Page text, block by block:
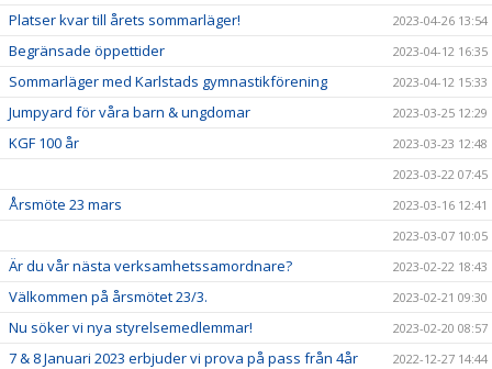
Platser kvar till årets sommarläger! 2023-04-26 13:54
Begränsade öppettider 2023-04-12 16:35
Sommarläger med Karlstads gymnastikförening 2023-04-12 15:33
Jumpyard för våra barn & ungdomar 2023-03-25 12:29
KGF 100 år
2023-03-23 12:48
2023-03-22 07:45
Årsmöte 23 mars
2023-03-16 12:41
2023-03-07 10:05
Är du vår nästa verksamhetssamordnare? 2023-02-22 18:43
Välkommen på årsmötet 23/3. 2023-02-21 09:30
Nu söker vi nya styrelsemedlemmar! 2023-02-20 08:57
7 & 8 Januari 2023 erbjuder vi prova på pass från 4år 2022-12-27 14:44